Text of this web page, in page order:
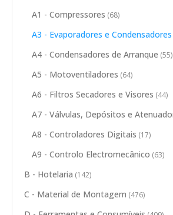
A1 - Compressores (68)
A3 - Evaporadores e Condensadores
A4 - Condensadores de Arranque (55)
A5 - Motoventiladores (64)
A6 - Filtros Secadores e Visores (44)
A7 - Válvulas, Depósitos e
A8 - Controladores Digitais (17)
A9 - Controlo Electromecânico (63)
B - Hotelaria (142)
C - Material de Montagem (476)